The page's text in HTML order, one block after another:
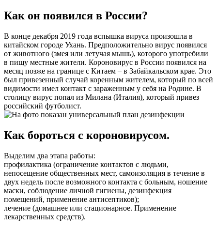
Как он появился в России?
В конце декабря 2019 года вспышка вируса произошла в
китайском городе Ухань. Предположительно вирус появился
от животного (змея или летучая мышь), которого употребили
в пищу местные жители. Короновирус в России появился на
месяц позже на границе с Китаем – в Забайкальском крае. Это
был привезенный случай коренным жителем, который по всей
видимости имел контакт с зараженным у себя на Родине. В
столицу вирус попал из Милана (Италия), который привез
российский футболист.
Как бороться с короновирусом.
Выделим два этапа работы:
профилактика (ограничение контактов с людьми,
непосещение общественных мест, самоизоляция в течение в
двух недель после возможного контакта с больным, ношение
маски, соблюдение личной гигиены, дезинфекция
помещений, применение антисептиков);
лечение (домашнее или стационарное. Применение
лекарственных средств).